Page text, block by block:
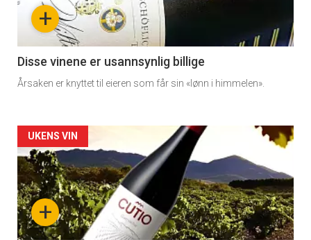
+
Disse vinene er usannsynlig billige
Årsaken er knyttet til eieren som får sin «lønn i himmelen».
Forsiden
akkurat
nå
-
+
UKENS VIN